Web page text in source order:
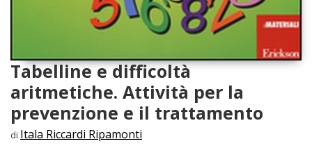
Tabelline e difficoltà
aritmetiche. Attività per la
prevenzione e il trattamento
di Itala Riccardi Ripamonti